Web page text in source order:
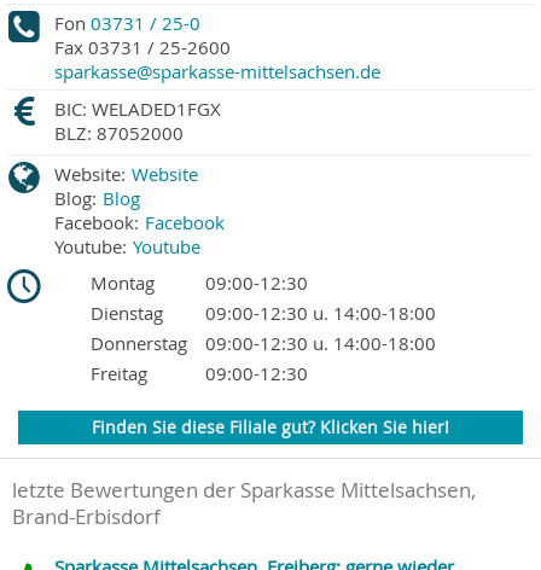
Fon 03731 / 25-0
Fax 03731 / 25-2600
sparkasse@sparkasse-mittelsachsen.de
BIC: WELADED1FGX
BLZ: 87052000
Website: Website
Blog: Blog
Facebook: Facebook
Youtube: Youtube
Montag
09:00-12:30
Dienstag
09:00-12:30 u. 14:00-18:00
Donnerstag
09:00-12:30 u. 14:00-18:00
Freitag
09:00-12:30
Finden Sie diese Filiale gut? Klicken Sie hier!
letzte Bewertungen der Sparkasse Mittelsachsen,
Brand-Erbisdorf